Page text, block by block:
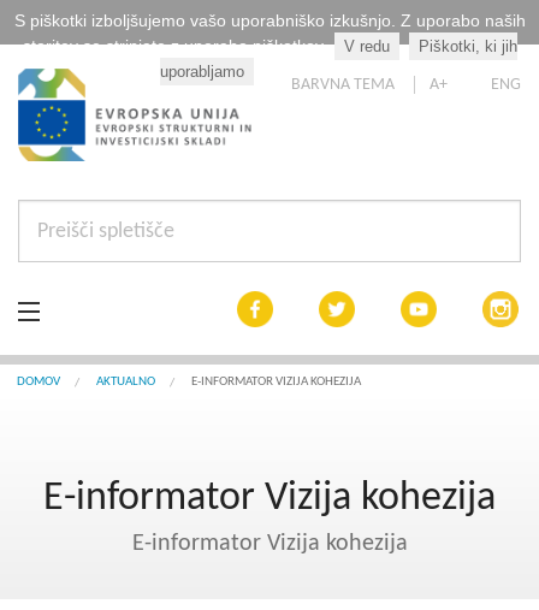
S piškotki izboljšujemo vašo uporabniško izkušnjo. Z uporabo naših
storitev se strinjate z uporabo piškotkov.
V redu
Piškotki, ki jih
uporabljamo
BARVNA TEMA A+ ENG
Aktualno
Interreg Slovenija
DOMOV AKTUALNO E-INFORMATOR VIZIJA KOHEZIJA
E-informator Vizija kohezija
E-informator Vizija kohezija